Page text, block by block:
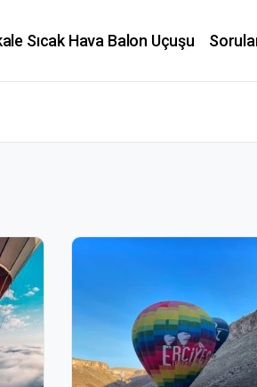
Sıcak Hava Balon Uçuşu